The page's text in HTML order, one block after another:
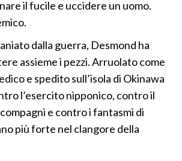
il fucile e uccidere un uomo.
dalla guerra, Desmond ha
assieme i pezzi. Arruolato come
e spedito sull’isola di Okinawa
l’esercito nipponico, contro il
e contro i fantasmi di
più forte nel clangore della